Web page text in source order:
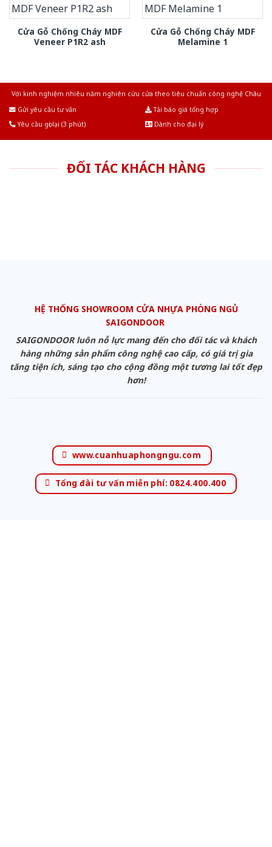
Cửa Gỗ Chống Cháy MDF
Veneer P1R2 ash
Cửa Gỗ Chống Cháy MDF
Melamine 1
Với kinh nghiệm nhiêu năm nghiên cứu cửa theo tiêu chuẩn công nghệ Châu
Gửi yêu cầu tư vấn
Tải báo giá tổng hợp
Yêu cầu gọi lại (3 phút)
Dành cho đại lý
ĐỐI TÁC KHÁCH HÀNG
HỆ THỐNG SHOWROOM CỬA NHỰA PHÒNG NGỦ
SAIGONDOOR
SAIGONDOOR luôn nỗ lực mang đến cho đối tác và khách
hàng những sản phẩm công nghệ cao cấp, có giá trị gia
tăng tiện ích, sáng tạo cho cộng đồng một tương lai tốt đẹp
hơn!
www.cuanhuaphongngu.com
Tổng đài tư vấn miễn phí: 0824.400.400